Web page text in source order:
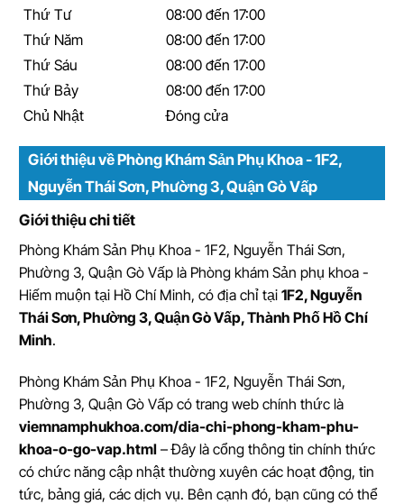
Thứ Tư
08:00 đến 17:00
Thứ Năm
08:00 đến 17:00
Thứ Sáu
08:00 đến 17:00
Thứ Bảy
08:00 đến 17:00
Chủ Nhật
Đóng cửa
Giới thiệu về Phòng Khám Sản Phụ Khoa - 1F2,
Nguyễn Thái Sơn, Phường 3, Quận Gò Vấp
Giới thiệu chi tiết
Phòng Khám Sản Phụ Khoa - 1F2, Nguyễn Thái Sơn,
Phường 3, Quận Gò Vấp là Phòng khám Sản phụ khoa -
Hiếm muộn tại Hồ Chí Minh, có địa chỉ tại 1F2, Nguyễn
Thái Sơn, Phường 3, Quận Gò Vấp, Thành Phố Hồ Chí
Minh.
Phòng Khám Sản Phụ Khoa - 1F2, Nguyễn Thái Sơn,
Phường 3, Quận Gò Vấp có trang web chính thức là
viemnamphukhoa.com/dia-chi-phong-kham-phu-
khoa-o-go-vap.html – Đây là cổng thông tin chính thức
có chức năng cập nhật thường xuyên các hoạt động, tin
tức, bảng giá, các dịch vụ. Bên cạnh đó, bạn cũng có thể